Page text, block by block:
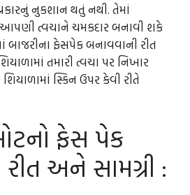
નુકશાન થતું નથી. તેમાં
આપણી ત્વચાને ચમકદાર બનાવી શકે
ફેસપેક બનાવવાની રીત
તમારી ત્વચા પર નિખાર
સ્કિન ઉપર કેવી રીતે
ફેસ પેક
અને સામગ્રી :